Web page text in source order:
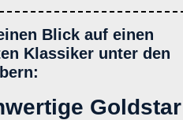
Blick auf einen
Klassiker unter den
Goldstar